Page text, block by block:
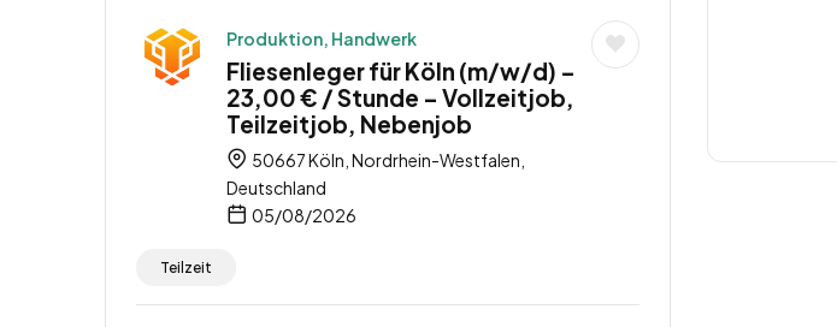
Produktion, Handwerk
Fliesenleger für Köln (m/w/d) –
23,00 € / Stunde – Vollzeitjob,
Teilzeitjob, Nebenjob
50667 Köln, Nordrhein-Westfalen,
Deutschland
05/08/2026
Teilzeit